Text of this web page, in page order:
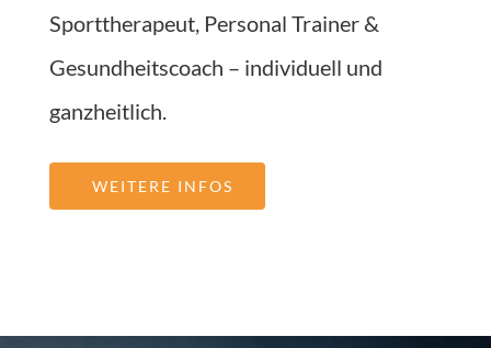
Sporttherapeut, Personal Trainer &
Gesundheitscoach – individuell und
ganzheitlich.
WEITERE INFOS